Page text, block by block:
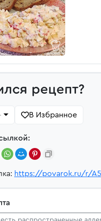
рецепт?
В Избранное
https://povarok.ru/r/